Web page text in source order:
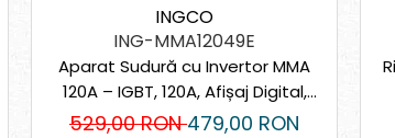
INGCO
ING-MMA12049E
Aparat Sudură cu Invertor MMA
120A – IGBT, 120A, Afișaj Digital,
Set Complet
529,00 RON479,00 RON